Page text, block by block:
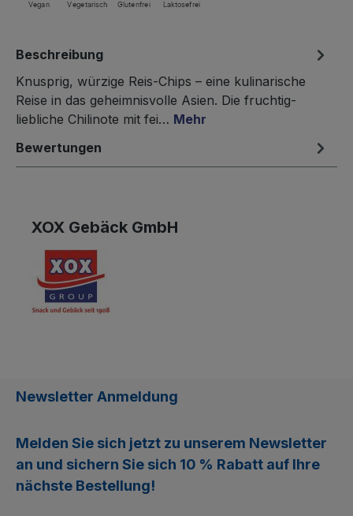
Beschreibung
Knusprig, würzige Reis-Chips – eine kulinarische
Reise in das geheimnisvolle Asien. Die fruchtig-
liebliche Chilinote mit fei… Mehr
Bewertungen
XOX Gebäck GmbH
Newsletter Anmeldung
Melden Sie sich jetzt zu unserem Newsletter
an und sichern Sie sich 10 % Rabatt auf Ihre
nächste Bestellung!